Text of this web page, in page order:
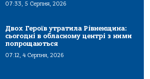
07:33, 5 Серпня, 2026
Двох Героїв утратила Рівненщина:
сьогодні в обласному центрі з ними
попрощаються
07:12, 4 Серпня, 2026